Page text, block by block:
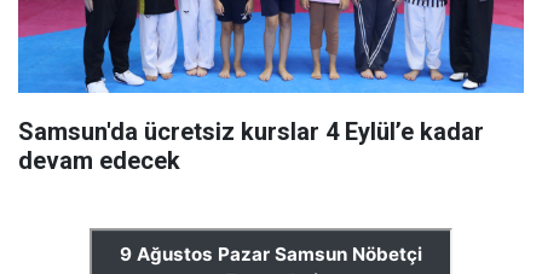
Samsun'da ücretsiz kurslar 4 Eylül’e kadar
devam edecek